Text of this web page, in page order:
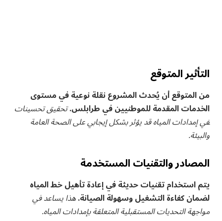
التأثير المتوقع
من ⁣المتوقع أن​ يُحدث المشروع نقلة نوعية ⁣في مستوى
الخدمات المقدمة⁢ للموطنيين في طرابلس.تحقيق تحسينات
‍في إمدادات المياه قد​ يؤثر بشكل إيجابي على الصحة العامة
والبيئة.
المصادر والتقنيات المستخدمة
يتم استخدام تقنيات حديثة في⁣ إعادة تأهيل⁤ خط ⁢المياه
لضمان كفاءة التشغيل‌ وسهولة الصيانة.هذا يساعد في
مواجهة التحديات المستقبلية ⁤المتعلقة بإمدادات المياه.